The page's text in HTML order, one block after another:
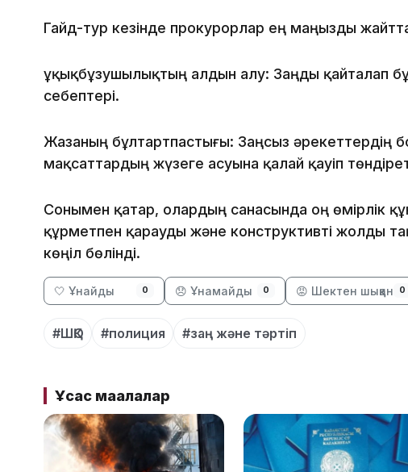
Гайд-тур кезінде прокурорлар ең маңызды
Құқықбұзушылықтың алдын алу: Заңды қайталап
себептері.
Жазаның бұлтартпастығы: Заңсыз әрекеттердің
мақсаттардың жүзеге асуына қалай қауіп
Сонымен қатар, олардың санасында оң өмірлік
құрметпен қарауды және конструктивті жолды
көңіл бөлінді.
🤍 Ұнайды 0 😞 Ұнамайды 0 😡 Шектен шыққан 0
#ШҚО #полиция #заң және тәртіп
Ұқсас мақалалар